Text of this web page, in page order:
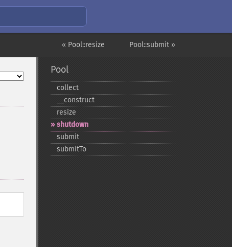
Pool::submit »
« Pool::resize
Pool
collect
_​_​construct
resize
shutdown
submit
submitTo